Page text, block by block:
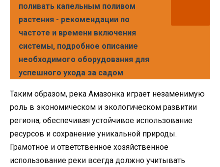
поливать капельным поливом
растения - рекомендации по
частоте и времени включения
системы, подробное описание
необходимого оборудования для
успешного ухода за садом
Таким образом, река Амазонка играет незаменимую
роль в экономическом и экологическом развитии
региона, обеспечивая устойчивое использование
ресурсов и сохранение уникальной природы.
Грамотное и ответственное хозяйственное
использование реки всегда должно учитывать